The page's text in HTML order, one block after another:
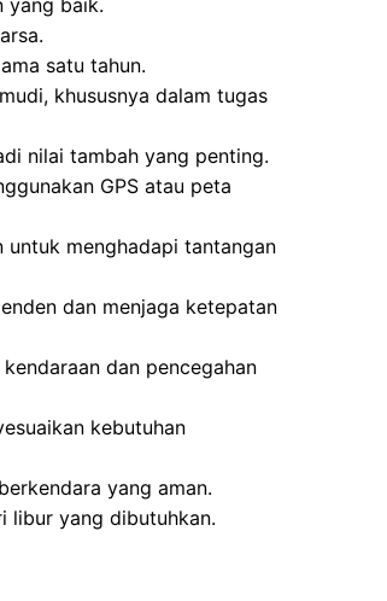
yang baik.
satu tahun.
khususnya dalam tugas
nilai tambah yang penting.
GPS atau peta
menghadapi tantangan
dan menjaga ketepatan
dan pencegahan
kebutuhan
yang aman.
libur yang dibutuhkan.